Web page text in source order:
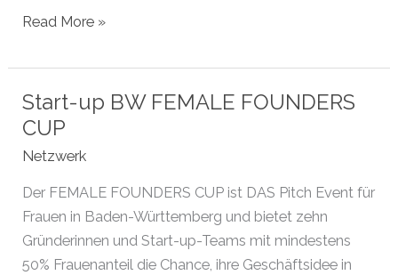
Unternehmens-
erfolgreich
meistern
Read More »
Start-up BW FEMALE FOUNDERS
CUP
Netzwerk
Der FEMALE FOUNDERS CUP ist DAS Pitch Event für
Frauen in Baden-Württemberg und bietet zehn
Gründerinnen und Start-up-Teams mit mindestens
50% Frauenanteil die Chance, ihre Geschäftsidee in